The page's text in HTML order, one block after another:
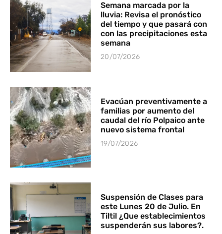
Semana marcada por la
lluvia: Revisa el pronóstico
del tiempo y que pasará con
con las precipitaciones esta
semana
20/07/2026
Evacúan preventivamente a
familias por aumento del
caudal del río Polpaico ante
nuevo sistema frontal
19/07/2026
Suspensión de Clases para
este Lunes 20 de Julio. En
Tiltil ¿Que establecimientos
suspenderán sus labores?.